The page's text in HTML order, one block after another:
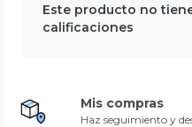
Este producto no
calificaciones
Mis compras
Haz seguimiento y